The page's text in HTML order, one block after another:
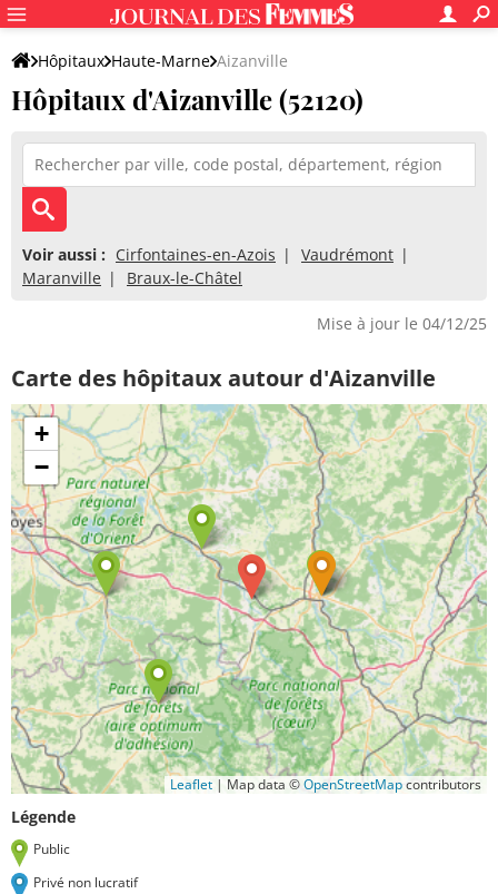
Hôpitaux Haute-Marne Aizanville
Hôpitaux d'Aizanville (52120)
Voir aussi : Cirfontaines-en-Azois
Vaudrémont
Maranville
Braux-le-Châtel
Mise à jour le 04/12/25
Carte des hôpitaux autour d'Aizanville
+
−
Leaflet | Map data ©OpenStreetMapcontributors
Légende
Public
Privé non lucratif